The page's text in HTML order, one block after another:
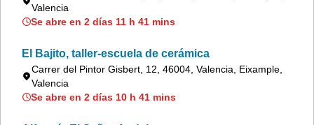
Valencia
Se abre en 2 días 11 h 41 mins
El Bajito, taller-escuela de cerámica
Carrer del Pintor Gisbert, 12, 46004, Valencia, Eixample,
Valencia
Se abre en 2 días 10 h 41 mins